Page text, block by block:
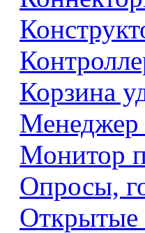
Корзина
Менеджер
Монитор
Опросы,
Открытые